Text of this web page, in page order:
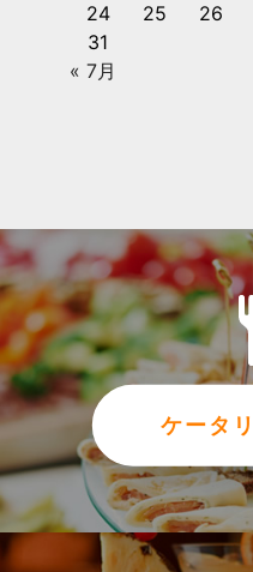
24 25 26
31
« 7月
ケータ